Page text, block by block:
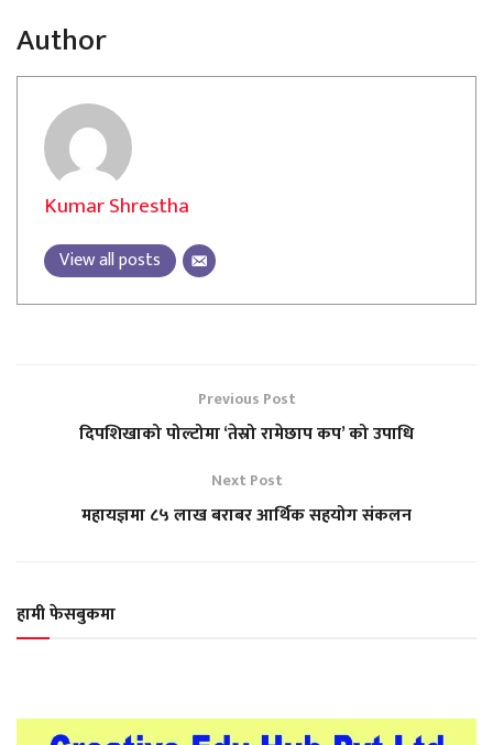
Author
Kumar Shrestha
View all posts
Previous Post
दिपशिखाको पोल्टोमा ‘तेस्रो रामेछाप कप’ को उपाधि
Next Post
महायज्ञमा ८५ लाख बराबर आर्थिक सहयोग संकलन
हामी फेसबुकमा